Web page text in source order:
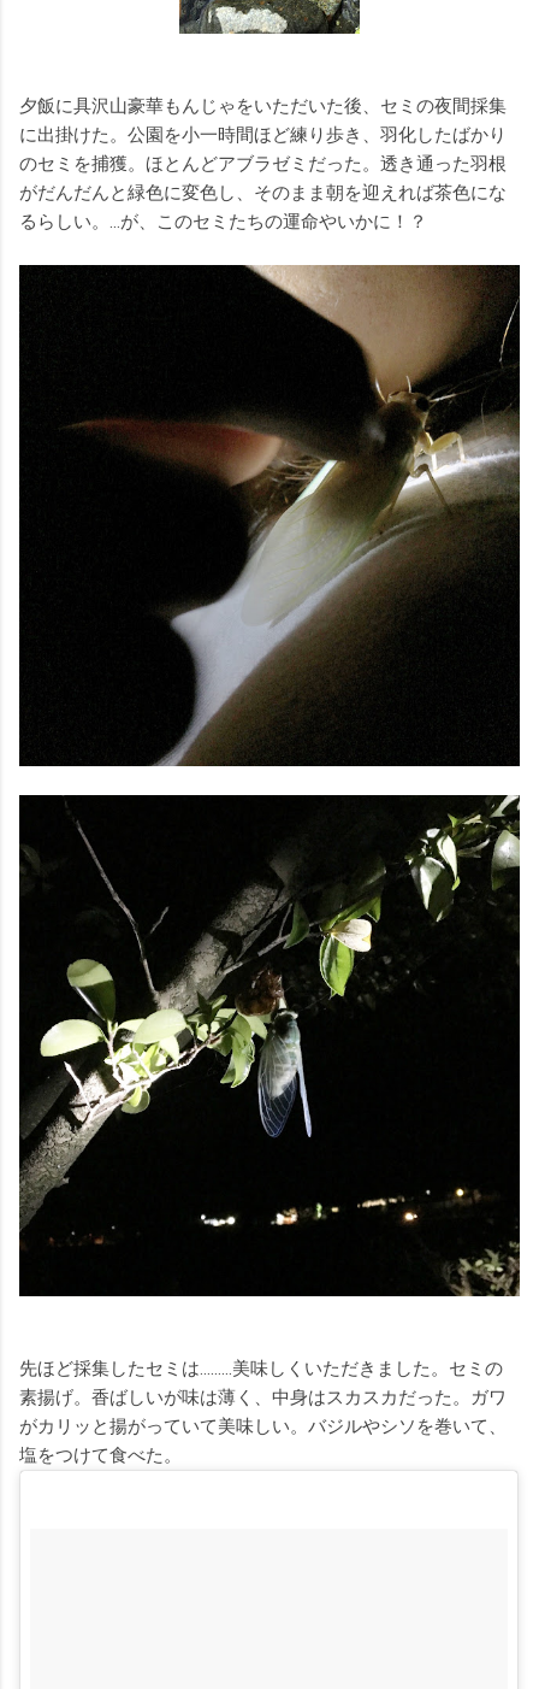
夕飯に具沢山豪華もんじゃをいただいた後、セミの夜間採集
に出掛けた。公園を小一時間ほど練り歩き、羽化したばかり
のセミを捕獲。ほとんどアブラゼミだった。透き通った羽根
がだんだんと緑色に変色し、そのまま朝を迎えれば茶色にな
るらしい。…が、このセミたちの運命やいかに！？
先ほど採集したセミは………美味しくいただきました。セミの
素揚げ。香ばしいが味は薄く、中身はスカスカだった。ガワ
がカリッと揚がっていて美味しい。バジルやシソを巻いて、
塩をつけて食べた。